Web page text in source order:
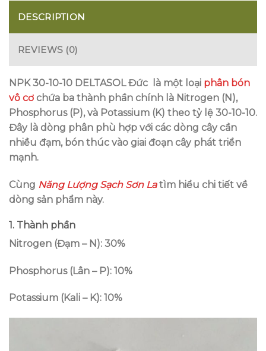
DESCRIPTION
REVIEWS (0)
NPK 30-10-10 DELTASOL Đức là một loại phân bón
vô cơ chứa ba thành phần chính là Nitrogen (N),
Phosphorus (P), và Potassium (K) theo tỷ lệ 30-10-10.
Đây là dòng phân phù hợp với các dòng cây cần
nhiều đạm, bón thúc vào giai đoạn cây phát triển
mạnh.
Cùng Năng Lượng Sạch Sơn Latìm hiểu chi tiết về
dòng sản phẩm này.
1. Thành phần
Nitrogen (Đạm – N): 30%
Phosphorus (Lân – P): 10%
Potassium (Kali – K): 10%